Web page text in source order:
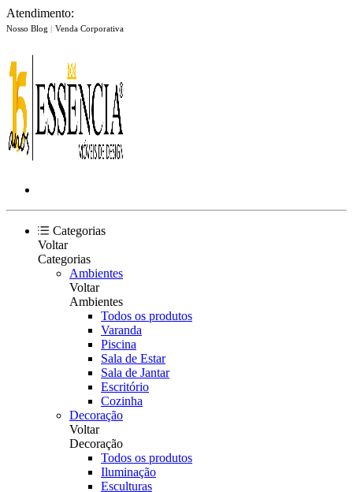
Atendimento:
Nosso Blog | Venda Corporativa
Categorias
Voltar
Categorias
Ambientes
Voltar
Ambientes
Todos os produtos
Varanda
Piscina
Sala de Estar
Sala de Jantar
Escritório
Cozinha
Decoração
Voltar
Decoração
Todos os produtos
Iluminação
Esculturas